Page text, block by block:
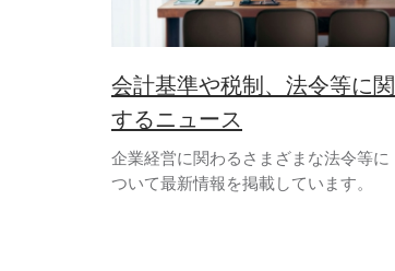
会計基準や税制、法令等に関
するニュース
企業経営に関わるさまざまな法令等に
ついて最新情報を掲載しています。